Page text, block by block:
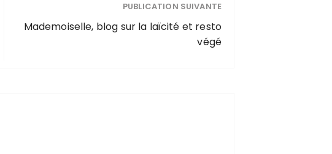
PUBLICATION SUIVANTE
Mademoiselle, blog sur la laïcité et resto
végé